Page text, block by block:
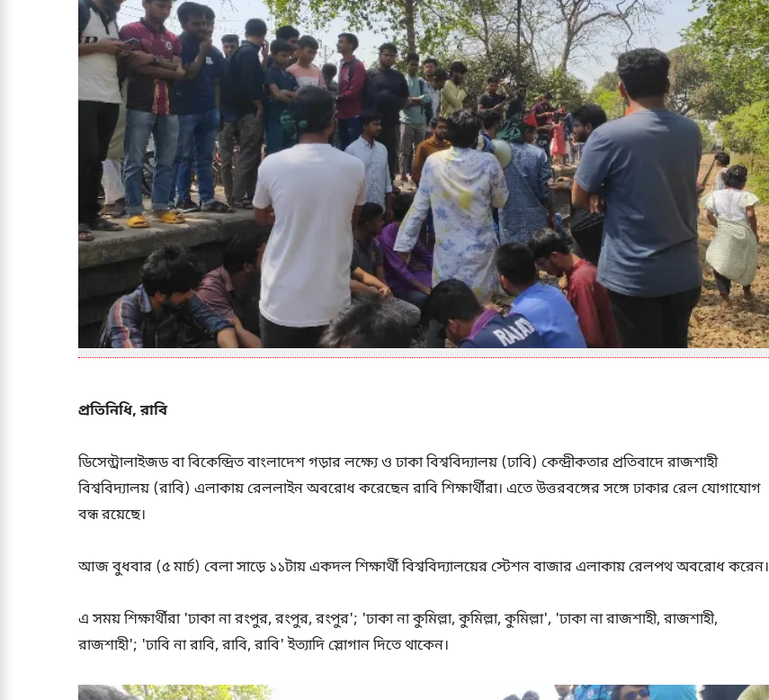
প্রতিনিধি, রাবি
ডিসেন্ট্রালাইজড বা বিকেন্দ্রিত বাংলাদেশ গড়ার লক্ষ্যে ও ঢাকা বিশ্ববিদ্যালয় (ঢাবি) কেন্দ্রীকতার প্রতিবাদে রাজশাহী
বিশ্ববিদ্যালয় (রাবি) এলাকায় রেললাইন অবরোধ করেছেন রাবি শিক্ষার্থীরা। এতে উত্তরবঙ্গের সঙ্গে ঢাকার রেল যোগাযোগ
বন্ধ রয়েছে।
আজ বুধবার (৫ মার্চ) বেলা সাড়ে ১১টায় একদল শিক্ষার্থী বিশ্ববিদ্যালয়ের স্টেশন বাজার এলাকায় রেলপথ অবরোধ করেন।
এ সময় শিক্ষার্থীরা 'ঢাকা না রংপুর, রংপুর, রংপুর'; 'ঢাকা না কুমিল্লা, কুমিল্লা, কুমিল্লা', 'ঢাকা না রাজশাহী, রাজশাহী,
রাজশাহী'; 'ঢাবি না রাবি, রাবি, রাবি' ইত্যাদি স্লোগান দিতে থাকেন।